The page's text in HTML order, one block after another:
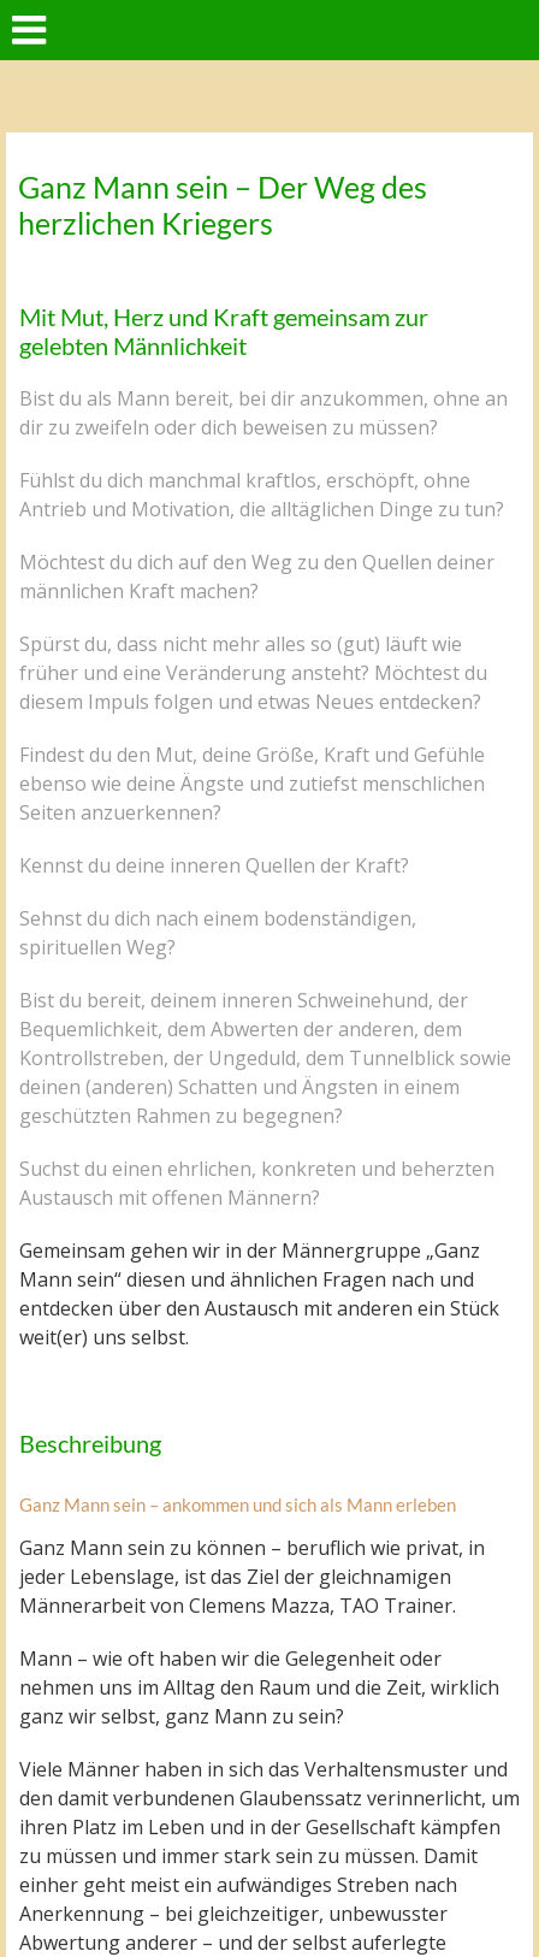
Ganz Mann sein – Der Weg des
herzlichen Kriegers
Mit Mut, Herz und Kraft gemeinsam zur
gelebten Männlichkeit
Bist du als Mann bereit, bei dir anzukommen, ohne an
dir zu zweifeln oder dich beweisen zu müssen?
Fühlst du dich manchmal kraftlos, erschöpft, ohne
Antrieb und Motivation, die alltäglichen Dinge zu tun?
Möchtest du dich auf den Weg zu den Quellen deiner
männlichen Kraft machen?
Spürst du, dass nicht mehr alles so (gut) läuft wie
früher und eine Veränderung ansteht? Möchtest du
diesem Impuls folgen und etwas Neues entdecken?
Findest du den Mut, deine Größe, Kraft und Gefühle
ebenso wie deine Ängste und zutiefst menschlichen
Seiten anzuerkennen?
Kennst du deine inneren Quellen der Kraft?
Sehnst du dich nach einem bodenständigen,
spirituellen Weg?
Bist du bereit, deinem inneren Schweinehund, der
Bequemlichkeit, dem Abwerten der anderen, dem
Kontrollstreben, der Ungeduld, dem Tunnelblick sowie
deinen (anderen) Schatten und Ängsten in einem
geschützten Rahmen zu begegnen?
Suchst du einen ehrlichen, konkreten und beherzten
Austausch mit offenen Männern?
Gemeinsam gehen wir in der Männergruppe „Ganz
Mann sein“ diesen und ähnlichen Fragen nach und
entdecken über den Austausch mit anderen ein Stück
weit(er) uns selbst.
Beschreibung
Ganz Mann sein – ankommen und sich als Mann erleben
Ganz Mann sein zu können – beruflich wie privat, in
jeder Lebenslage, ist das Ziel der gleichnamigen
Männerarbeit von Clemens Mazza, TAO Trainer.
Mann – wie oft haben wir die Gelegenheit oder
nehmen uns im Alltag den Raum und die Zeit, wirklich
ganz wir selbst, ganz Mann zu sein?
Viele Männer haben in sich das Verhaltensmuster und
den damit verbundenen Glaubenssatz verinnerlicht, um
ihren Platz im Leben und in der Gesellschaft kämpfen
zu müssen und immer stark sein zu müssen. Damit
einher geht meist ein aufwändiges Streben nach
Anerkennung – bei gleichzeitiger, unbewusster
Abwertung anderer – und der selbst auferlegte